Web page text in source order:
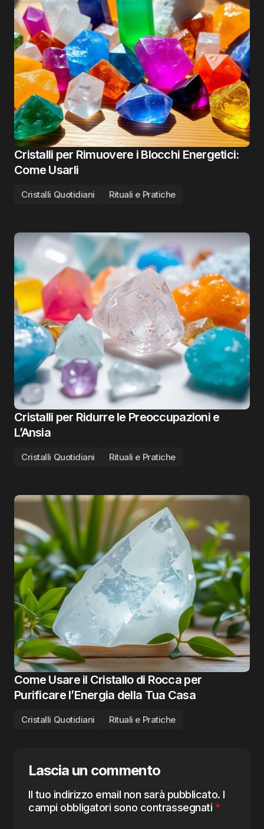
Cristalli per Rimuovere i Blocchi Energetici:
Come Usarli
Cristalli Quotidiani Rituali e Pratiche
Cristalli per Ridurre le Preoccupazioni e
L’Ansia
Cristalli Quotidiani Rituali e Pratiche
Come Usare il Cristallo di Rocca per
Purificare l’Energia della Tua Casa
Cristalli Quotidiani Rituali e Pratiche
Lascia un commento
Il tuo indirizzo email non sarà pubblicato. I
campi obbligatori sono contrassegnati *